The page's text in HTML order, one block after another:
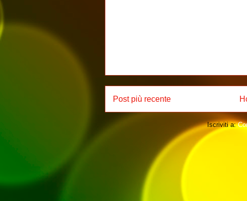
Post più recente
Iscriviti a: